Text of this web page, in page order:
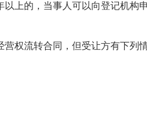
上的，当事人可以向登记机构
权流转合同，但受让方有下列